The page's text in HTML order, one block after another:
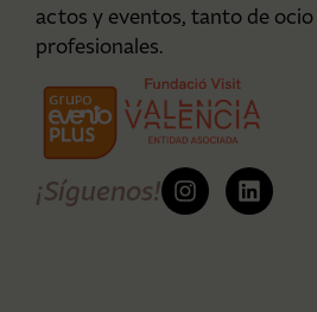
actos y eventos, tanto de
profesionales.
¡Síguenos!